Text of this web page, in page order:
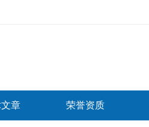
章 荣誉资质